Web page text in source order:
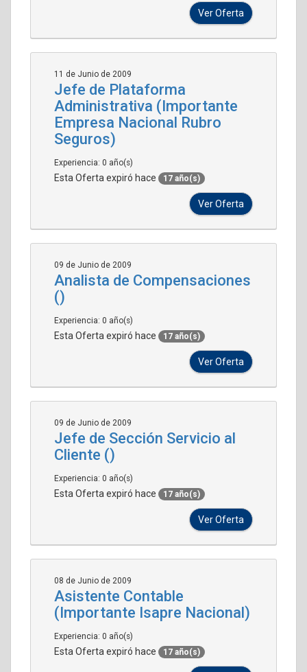
Ver Oferta
11 de Junio de 2009
Jefe de Plataforma
Administrativa (Importante
Empresa Nacional Rubro
Seguros)
Experiencia: 0 año(s)
Esta Oferta expiró hace 17 año(s)
Ver Oferta
09 de Junio de 2009
Analista de Compensaciones
()
Experiencia: 0 año(s)
Esta Oferta expiró hace 17 año(s)
Ver Oferta
09 de Junio de 2009
Jefe de Sección Servicio al
Cliente ()
Experiencia: 0 año(s)
Esta Oferta expiró hace 17 año(s)
Ver Oferta
08 de Junio de 2009
Asistente Contable
(Importante Isapre Nacional)
Experiencia: 0 año(s)
Esta Oferta expiró hace 17 año(s)